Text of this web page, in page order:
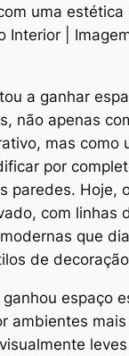
uma estética
Interior |
a ganhar
não apenas
mas como
por
paredes. Hoje,
com linhas
que
de
espaço
ambientes mais